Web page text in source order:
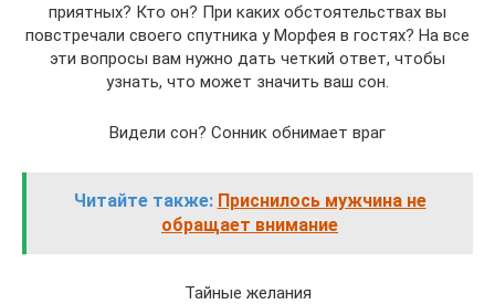
приятных? Кто он? При каких обстоятельствах вы
повстречали своего спутника у Морфея в гостях? На все
эти вопросы вам нужно дать четкий ответ, чтобы
узнать, что может значить ваш сон.
Видели сон? Сонник обнимает враг
Читайте также: Приснилось мужчина не
обращает внимание
Тайные желания